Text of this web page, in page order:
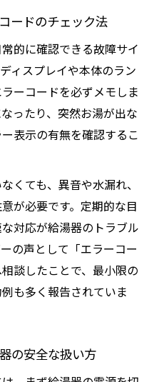
ードのチェック法
的に確認できる故障サイ
ィスプレイや本体のラン
ーコードを必ずメモしま
ったり、突然お湯が出な
表示の有無を確認するこ
くても、異音や水漏れ、
が必要です。定期的な目
対応が給湯器のトラブル
の声として「エラーコー
談したことで、最小限の
も多く報告されていま
の安全な扱い方